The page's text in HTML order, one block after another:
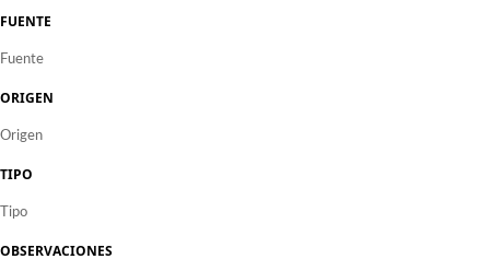
FUENTE
Fuente
ORIGEN
Origen
TIPO
Tipo
OBSERVACIONES